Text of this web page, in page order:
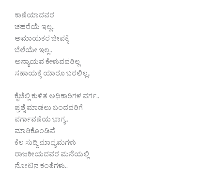
ಕಾಣೆಯಾದವರ
ಚಹರೆಯೆ ಇಲ್ಲ..
ಅಮಾಯಕರ ಜೀವಕ್ಕೆ
ಬೆಲೆಯೇ ಇಲ್ಲ..
ಅನ್ಯಾಯವ ಕೇಳುವವರಿಲ್ಲ
ಸಹಾಯಕ್ಕೆ ಯಾರೂ ಬರಲಿಲ್ಲ..
ಕೈಚೆಲ್ಲಿ ಕುಳಿತ ಅಧಿಕಾರಿಗಳ ವರ್ಗ..
ಪ್ರಶ್ನೆ ಮಾಡಲು ಬಂದವರಿಗೆ
ವರ್ಗಾವಣೆಯ ಭಾಗ್ಯ..
ಮಾರಿಕೊಂಡಿವೆ
ಕೆಲ ಸುದ್ದಿ ಮಾಧ್ಯಮಗಳು
ರಾಜಕೀಯದವರ ಮನೆಯಲ್ಲಿ
ನೋಟಿನ ಕಂತೆಗಳು..